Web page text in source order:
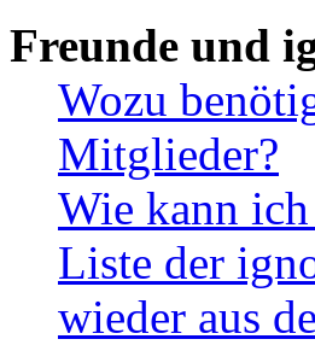
Freunde und
Wozu
Mitglieder?
Wie kann
Liste der
wieder aus